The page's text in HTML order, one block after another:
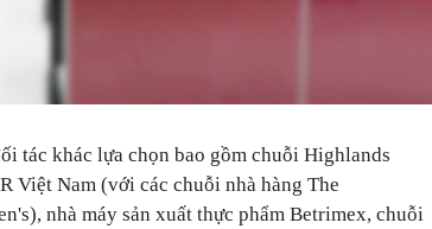
tác khác lựa chọn bao gồm chuỗi Highlands
Việt Nam (với các chuỗi nhà hàng The
nhà máy sản xuất thực phẩm Betrimex, chuỗi